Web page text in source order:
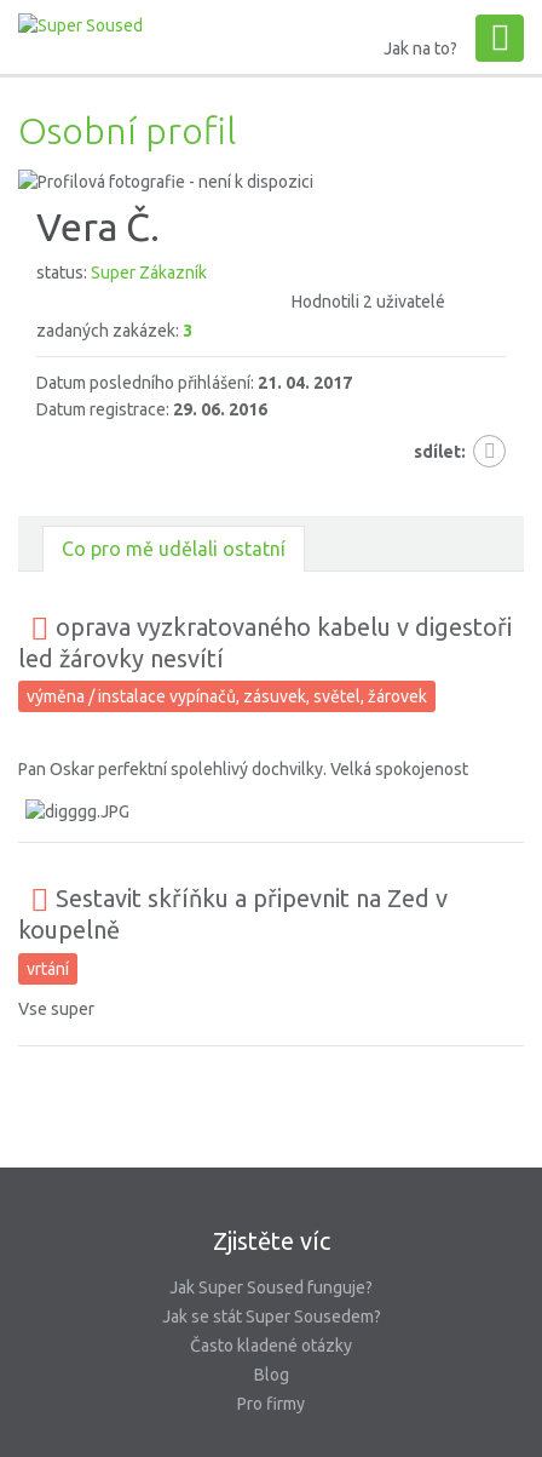
Jak na to?
Osobní profil
Vera Č.
status: Super Zákazník
Hodnotili 2 uživatelé
zadaných zakázek: 3
Datum posledního přihlášení: 21. 04. 2017
Datum registrace: 29. 06. 2016
sdílet:
Co pro mě udělali ostatní
oprava vyzkratovaného kabelu v digestoři
led žárovky nesvítí
výměna / instalace vypínačů, zásuvek, světel, žárovek
Pan Oskar perfektní spolehlivý dochvilky. Velká spokojenost
Sestavit skříňku a připevnit na Zed v
koupelně
vrtání
Vse super
Zjistěte víc
Jak Super Soused funguje?
Jak se stát Super Sousedem?
Často kladené otázky
Blog
Pro firmy